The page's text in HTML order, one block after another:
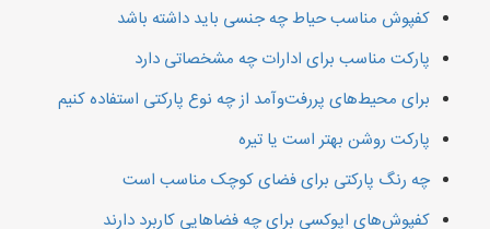
کفپوش مناسب حیاط چه جنسی باید داشته باشد
پارکت مناسب برای ادارات چه مشخصاتی دارد
برای محیط‌های پررفت‌وآمد از چه نوع پارکتی استفاده کنیم
پارکت روشن بهتر است یا تیره
چه رنگ پارکتی برای فضای کوچک مناسب است
کفپوش‌های اپوکسی برای چه فضاهایی کاربرد دارند